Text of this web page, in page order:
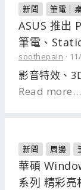
新聞 筆電｜
ASUS 推
筆電、
soothepain
影音特效、
Read
新聞 周邊
華碩
系列 精彩亮